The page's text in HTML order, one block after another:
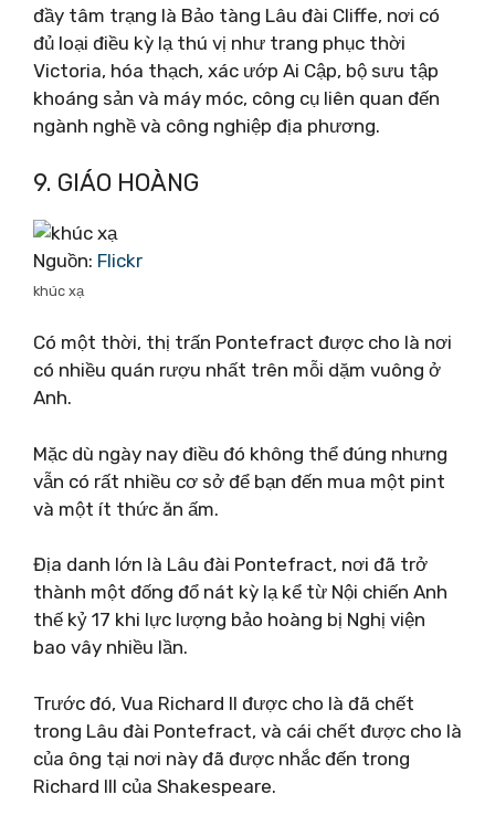
đầy tâm trạng là Bảo tàng Lâu đài Cliffe, nơi có
đủ loại điều kỳ lạ thú vị như trang phục thời
Victoria, hóa thạch, xác ướp Ai Cập, bộ sưu tập
khoáng sản và máy móc, công cụ liên quan đến
ngành nghề và công nghiệp địa phương.
9. GIÁO HOÀNG
Nguồn: Flickr
khúc xạ
Có một thời, thị trấn Pontefract được cho là nơi
có nhiều quán rượu nhất trên mỗi dặm vuông ở
Anh.
Mặc dù ngày nay điều đó không thể đúng nhưng
vẫn có rất nhiều cơ sở để bạn đến mua một pint
và một ít thức ăn ấm.
Địa danh lớn là Lâu đài Pontefract, nơi đã trở
thành một đống đổ nát kỳ lạ kể từ Nội chiến Anh
thế kỷ 17 khi lực lượng bảo hoàng bị Nghị viện
bao vây nhiều lần.
Trước đó, Vua Richard II được cho là đã chết
trong Lâu đài Pontefract, và cái chết được cho là
của ông tại nơi này đã được nhắc đến trong
Richard III của Shakespeare.